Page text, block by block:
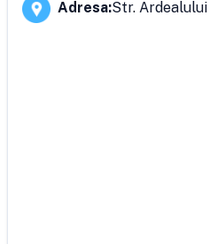
Adresa:Str. Ardealului